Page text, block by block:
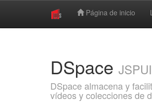
Página de inicio
DSpace JSPUI
DSpace almacena y
vídeos y colecciones de